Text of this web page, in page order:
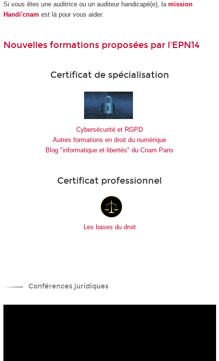
Si vous êtes une auditrice ou un auditeur handicapé(e), la mission
Handi'cnam est là pour vous aider.
Nouvelles formations proposées par l'EPN14
Certificat de spécialisation
Cybersécurité et RGPD
Autres formations en droit du numérique
Blog "informatique et libertés" du Cnam Paris
Certificat professionnel
Les bases du droit
Conférences juridiques